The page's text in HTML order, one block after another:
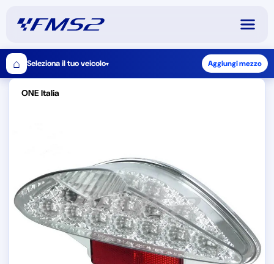
⌂ Seleziona il tuo veicolo▾ Aggiungi mezzo
ONE Italia